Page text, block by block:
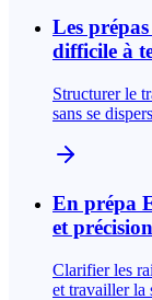
Les
difficile à
Structurer le
sans se
En prépa
et précision
Clarifier les
et travailler la